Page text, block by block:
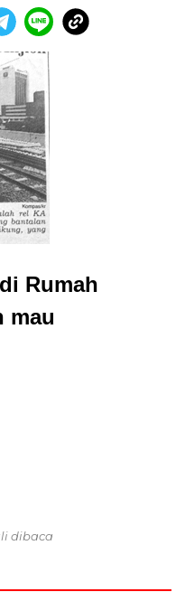
Rumah
mau
dibaca